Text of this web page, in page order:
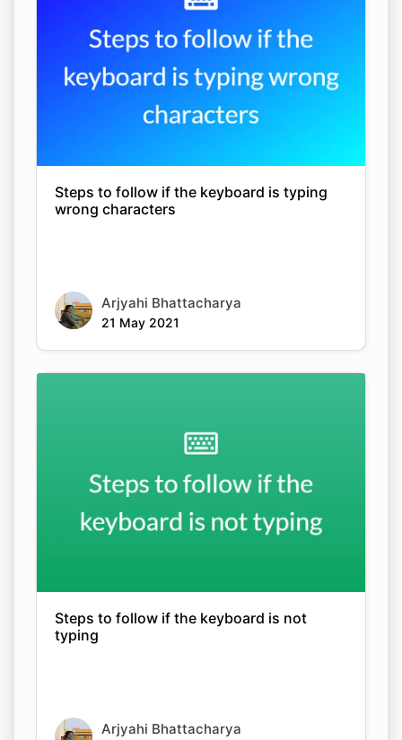
Steps to follow if the keyboard is typing
wrong characters
Arjyahi Bhattacharya
21 May 2021
Steps to follow if the keyboard is not
typing
Arjyahi Bhattacharya